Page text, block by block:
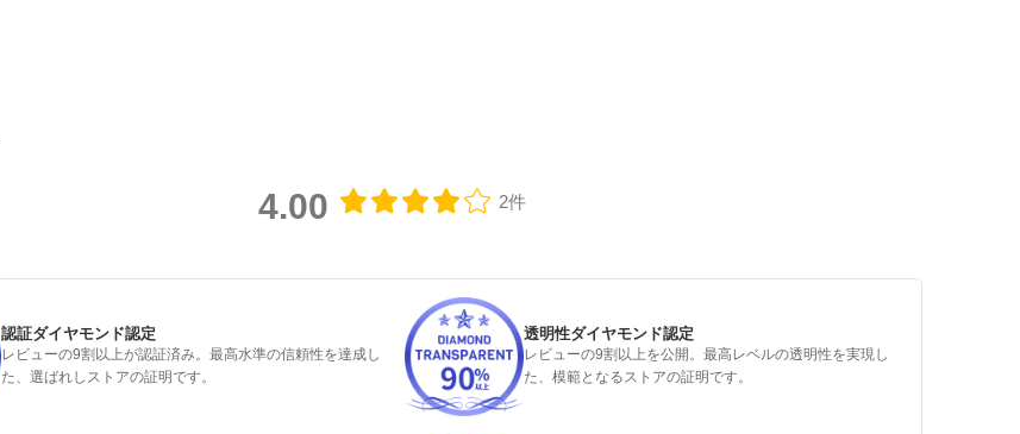
4.00 2件
認証ダイヤモンド認定
レビューの9割以上が認証済み。最高水準の信頼性を達成し
た、選ばれしストアの証明です。
透明性ダイヤモンド認定
レビューの9割以上を公開。最高レベルの透明性を実現し
た、模範となるストアの証明です。